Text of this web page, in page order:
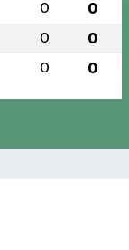
0 0
0 0
0 0